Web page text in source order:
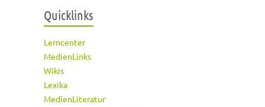
Quicklinks
Lerncenter
MedienLinks
Wikis
Lexika
MedienLiteratur